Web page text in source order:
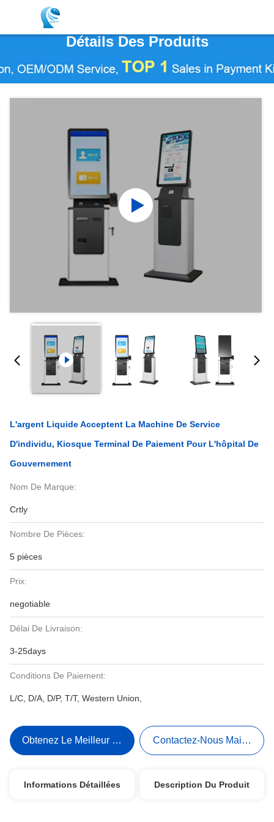
Détails Des Produits
L'argent Liquide Acceptent La Machine De Service
D'individu, Kiosque Terminal De Paiement Pour L'hôpital De
Gouvernement
Nom De Marque:
Crtly
Nombre De Pièces:
5 pièces
Prix:
negotiable
Délai De Livraison:
3-25days
Conditions De Paiement:
L/C, D/A, D/P, T/T, Western Union,
Obtenez Le Meilleur Prix Contactez-Nous Maintenant
Informations Détaillées Description Du Produit